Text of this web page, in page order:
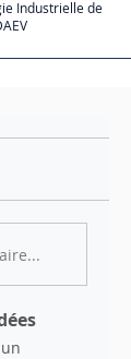
Industrielle de